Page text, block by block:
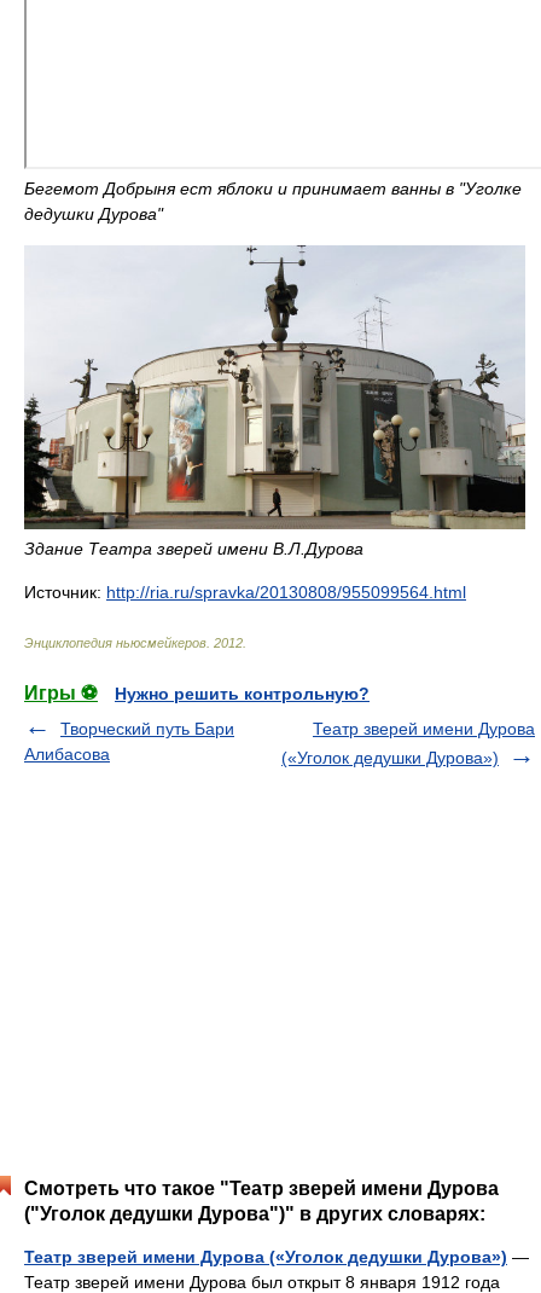
Бегемот Добрыня ест яблоки и принимает ванны в "Уголке
дедушки Дурова"
Здание Театра зверей имени В.Л.Дурова
Источник: http://ria.ru/spravka/20130808/955099564.html
Энциклопедия ньюсмейкеров 2012
Игры ⚽
Нужно решить контрольную?
Творческий путь Бари
Алибасова
Театр зверей имени Дурова
(«Уголок дедушки Дурова»)
Смотреть что такое "Театр зверей имени Дурова
("Уголок дедушки Дурова")" в других словарях:
Театр зверей имени Дурова («Уголок дедушки Дурова») —
Театр зверей имени Дурова был открыт 8 января 1912 года